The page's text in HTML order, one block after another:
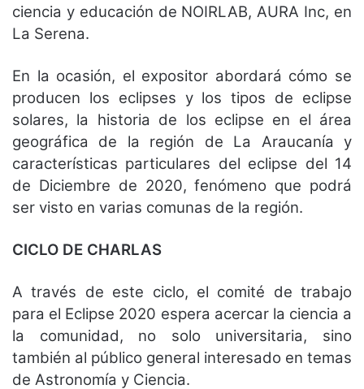
ciencia y educación de NOIRLAB, AURA Inc, en
La Serena.
En la ocasión, el expositor abordará cómo se
producen los eclipses y los tipos de eclipse
solares, la historia de los eclipse en el área
geográfica de la región de La Araucanía y
características particulares del eclipse del 14
de Diciembre de 2020, fenómeno que podrá
ser visto en varias comunas de la región.
CICLO DE CHARLAS
A través de este ciclo, el comité de trabajo
para el Eclipse 2020 espera acercar la ciencia a
la comunidad, no solo universitaria, sino
también al público general interesado en temas
de Astronomía y Ciencia.